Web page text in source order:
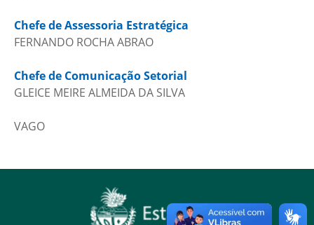
Chefe de Assessoria Estratégica
FERNANDO ROCHA ABRAO
Chefe de Comunicação Setorial
GLEICE MEIRE ALMEIDA DA SILVA
VAGO